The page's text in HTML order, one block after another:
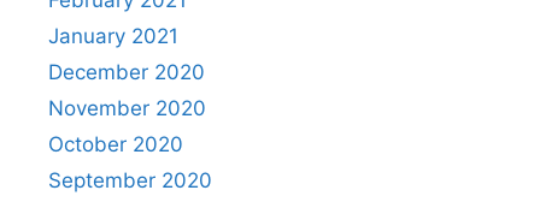
January 2021
December 2020
November 2020
October 2020
September 2020